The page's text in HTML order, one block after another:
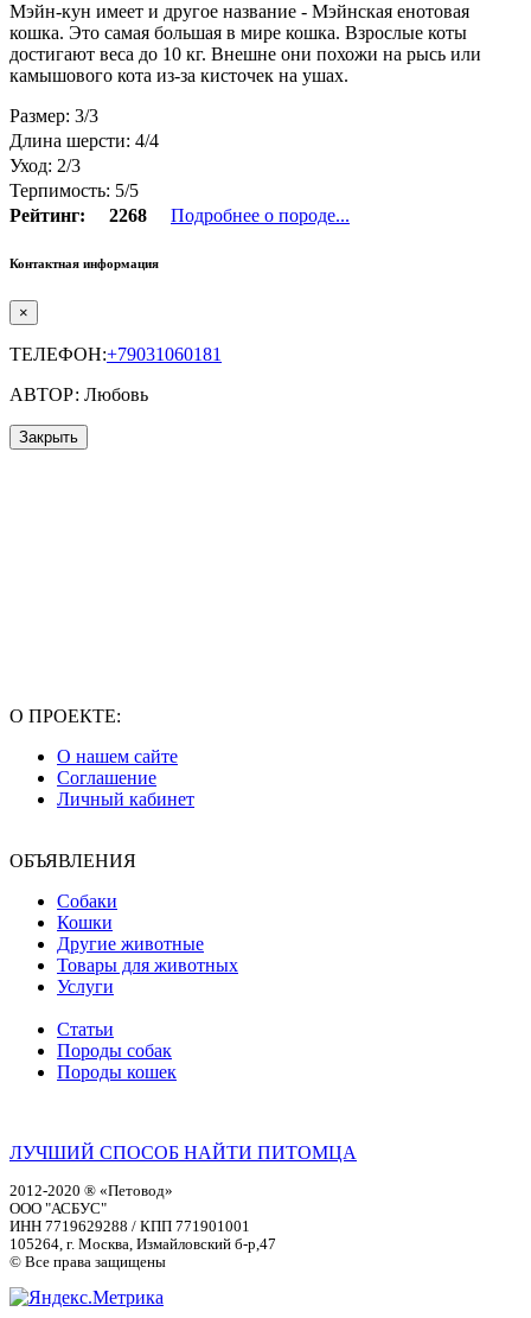
Мэйн-кун имеет и другое название - Мэйнская енотовая
кошка. Это самая большая в мире кошка. Взрослые коты
достигают веса до 10 кг. Внешне они похожи на рысь или
камышового кота из-за кисточек на ушах.
Размер: 3/3
Длина шерсти: 4/4
Уход: 2/3
Терпимость: 5/5
Рейтинг:
2268 Подробнее о породе...
Контактная информация
×
ТЕЛЕФОН:+79031060181
АВТОР: Любовь
Закрыть
О ПРОЕКТЕ:
О нашем сайте
Соглашение
Личный кабинет
ОБЪЯВЛЕНИЯ
Собаки
Кошки
Другие животные
Товары для животных
Услуги
Статьи
Породы собак
Породы кошек
ЛУЧШИЙ СПОСОБ НАЙТИ ПИТОМЦА
2012-2020 ® «Петовод»
ООО "АСБУС"
ИНН 7719629288 / КПП 771901001
105264, г. Москва, Измайловский б-р,47
© Все права защищены